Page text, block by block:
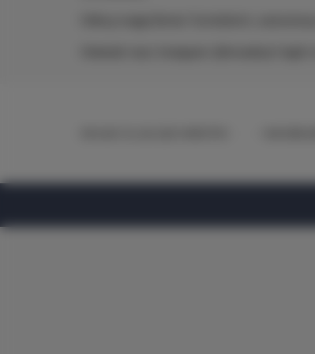
Odkryj magię Borów Tucholskich,
Odwiedź nasz Instagram @imwald.pl i bądź
+48